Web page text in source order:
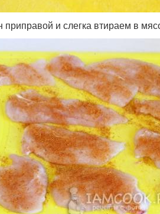
и слегка втираем в